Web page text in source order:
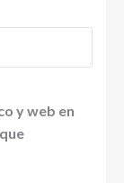
y web en